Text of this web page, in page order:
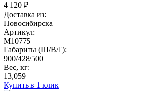
4 120 ₽
Доставка из:
Новосибирска
Артикул:
M10775
Габариты (Ш/В/Г):
900/428/500
Вес, кг:
13,059
Купить в 1 клик